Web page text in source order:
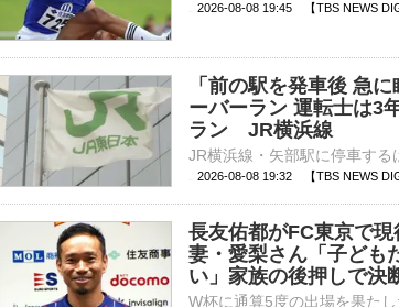
2026-08-08 19:45 【TBS NEWS DIG
「前の駅を発車後 急
ーバーラン 運転士は3
ラン JR横浜線
2026-08-08 19:32 【TBS NEWS DIG
長友佑都がFC東京で現
妻・愛梨さん「子ども
い」家族の後押しで決